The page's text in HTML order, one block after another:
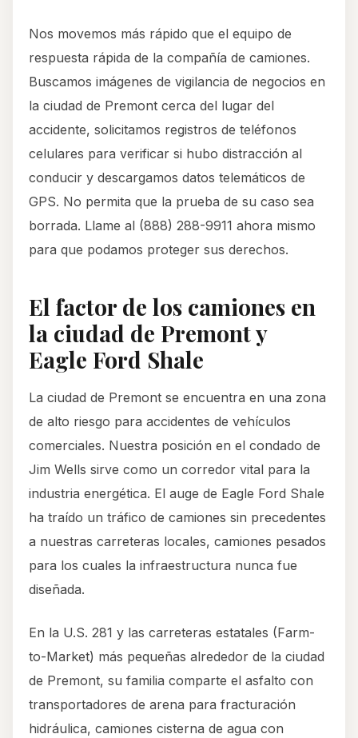
Nos movemos más rápido que el equipo de
respuesta rápida de la compañía de camiones.
Buscamos imágenes de vigilancia de negocios en
la ciudad de Premont cerca del lugar del
accidente, solicitamos registros de teléfonos
celulares para verificar si hubo distracción al
conducir y descargamos datos telemáticos de
GPS. No permita que la prueba de su caso sea
borrada. Llame al (888) 288-9911 ahora mismo
para que podamos proteger sus derechos.
El factor de los camiones en
la ciudad de Premont y
Eagle Ford Shale
La ciudad de Premont se encuentra en una zona
de alto riesgo para accidentes de vehículos
comerciales. Nuestra posición en el condado de
Jim Wells sirve como un corredor vital para la
industria energética. El auge de Eagle Ford Shale
ha traído un tráfico de camiones sin precedentes
a nuestras carreteras locales, camiones pesados
para los cuales la infraestructura nunca fue
diseñada.
En la U.S. 281 y las carreteras estatales (Farm-
to-Market) más pequeñas alrededor de la ciudad
de Premont, su familia comparte el asfalto con
transportadores de arena para fracturación
hidráulica, camiones cisterna de agua con